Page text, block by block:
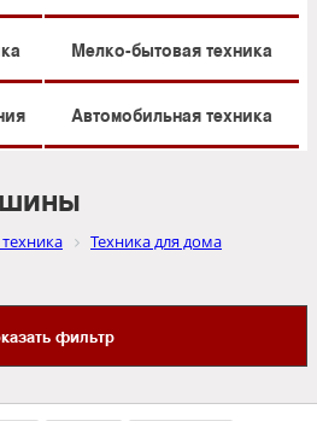
Мелко-бытовая техника
Автомобильная техника
Техника для дома
фильтр